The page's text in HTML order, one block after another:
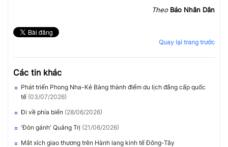
TheoBáo Nhân Dân
Quay lại trang trước
Các tin khác
Phát triển Phong Nha-Kẻ Bàng thành điểm du lịch đẳng cấp quốc
tế (03/07/2026)
Đi về phía biển (28/06/2026)
'Đòn gánh' Quảng Trị (21/06/2026)
Mắt xích giao thương trên Hành lang kinh tế Đông-Tây